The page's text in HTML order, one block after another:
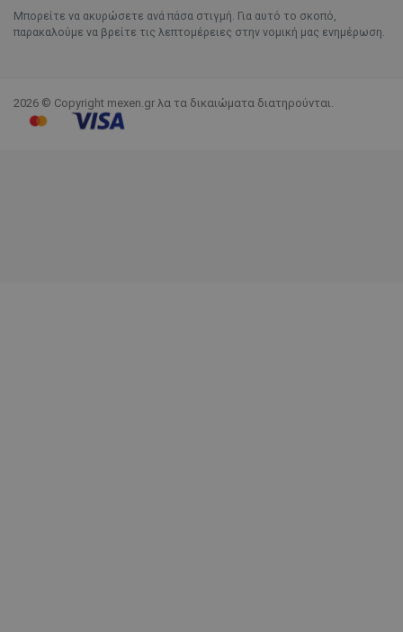
Μπορείτε να ακυρώσετε ανά πάσα στιγμή. Για αυτό το σκοπό,
παρακαλούμε να βρείτε τις λεπτομέρειες στην νομική μας ενημέρωση.
2026 © Copyright mexen.gr λα τα δικαιώματα διατηρούνται.